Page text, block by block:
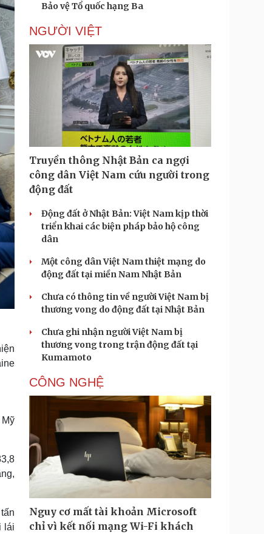
lái
Bảo vệ Tổ quốc hạng Ba
NGƯỜI VIỆT
Truyền thông Nhật Bản ca ngợi
công dân Việt Nam cứu người trong
động đất
Động đất ở Nhật Bản: Việt Nam kịp thời
triển khai các biện pháp bảo hộ công
dân
Một công dân Việt Nam thiệt mạng do
động đất tại miền Nam Nhật Bản
Chưa có thông tin về người Việt Nam bị
thương vong do động đất tại Nhật Bản
Chưa ghi nhận người Việt Nam bị
thương vong trong trận động đất tại
Kumamoto
CÔNG NGHỆ
Nguy cơ mất tài khoản Microsoft
chỉ vì kết nối mạng Wi-Fi khách